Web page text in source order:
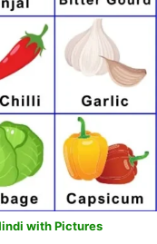
with Pictures